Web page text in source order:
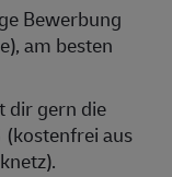
Bewerbung
am besten
dir gern die
aus